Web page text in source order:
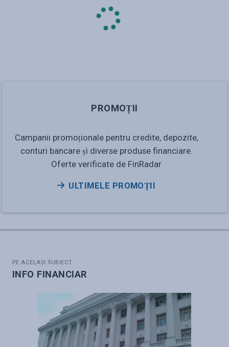
PROMOȚII
Campanii promoționale pentru credite, depozite,
conturi bancare și diverse produse financiare.
Oferte verificate de FinRadar
ULTIMELE PROMOȚII
PE ACELAȘI SUBIECT
INFO FINANCIAR